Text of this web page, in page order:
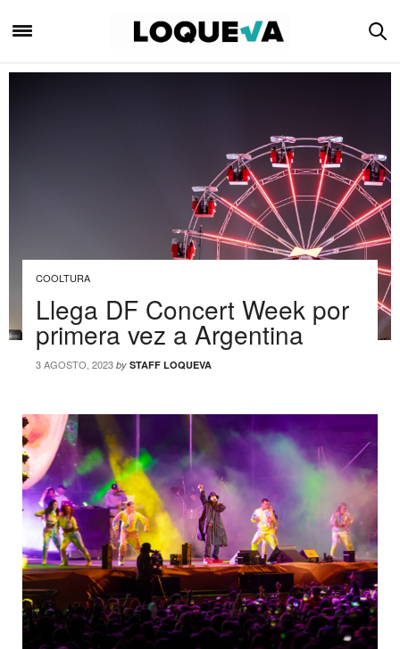
COOLTURA
Llega DF Concert Week por
primera vez a Argentina
3 AGOSTO, 2023 by STAFF LOQUEVA